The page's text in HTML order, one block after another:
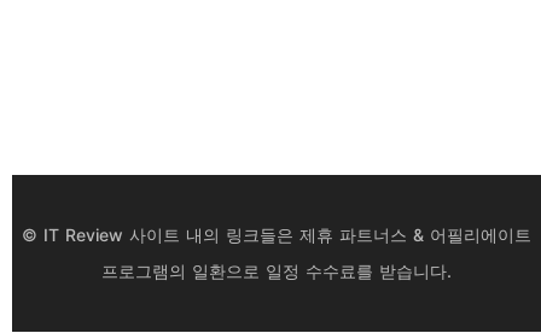
© IT Review 사이트 내의 링크들은 제휴 파트너스 & 어필리에이트
프로그램의 일환으로 일정 수수료를 받습니다.